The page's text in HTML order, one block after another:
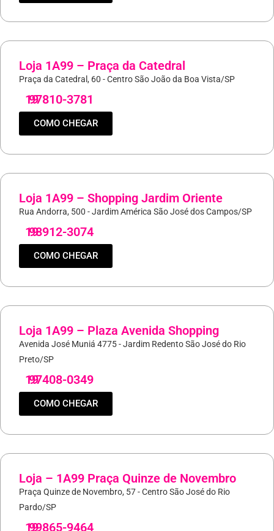
Loja 1A99 – Praça da Catedral
Praça da Catedral, 60 - Centro São João da Boa Vista/SP
19
97810-3781
COMO CHEGAR
Loja 1A99 – Shopping Jardim Oriente
Rua Andorra, 500 - Jardim América São José dos Campos/SP
19
98912-3074
COMO CHEGAR
Loja 1A99 – Plaza Avenida Shopping
Avenida José Muniá 4775 - Jardim Redento São José do Rio
Preto/SP
19
97408-0349
COMO CHEGAR
Loja – 1A99 Praça Quinze de Novembro
Praça Quinze de Novembro, 57 - Centro São José do Rio
Pardo/SP
19
99865-9464